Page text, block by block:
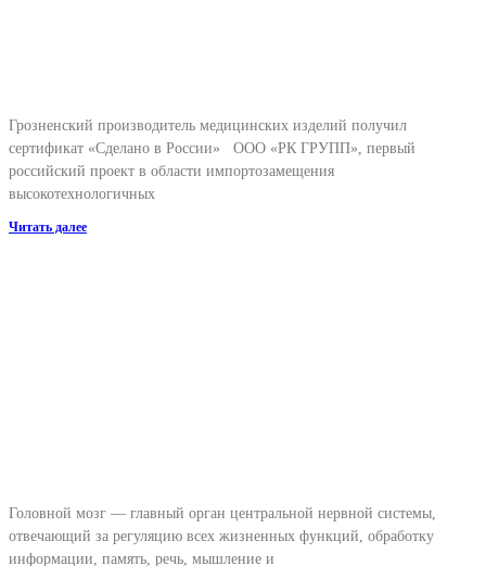
Грозненский производитель медицинских изделий получил
сертификат «Сделано в России» ООО «РК ГРУПП», первый
российский проект в области импортозамещения
высокотехнологичных
Читать далее
Головной мозг — главный орган центральной нервной системы,
отвечающий за регуляцию всех жизненных функций, обработку
информации, память, речь, мышление и